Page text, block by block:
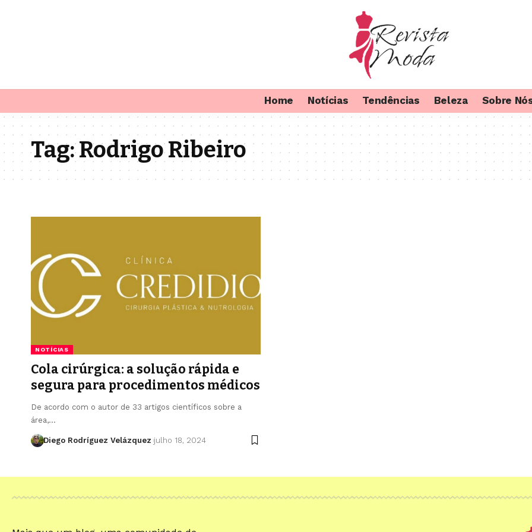
Home Notícias Tendências Beleza Sobre
Tag:Rodrigo Ribeiro
NOTÍCIAS
Cola cirúrgica: a solução rápida e
segura para procedimentos médicos
De acordo com o autor de 33 artigos científicos sobre a
área,…
Diego Rodríguez Velázquez julho 18, 2024